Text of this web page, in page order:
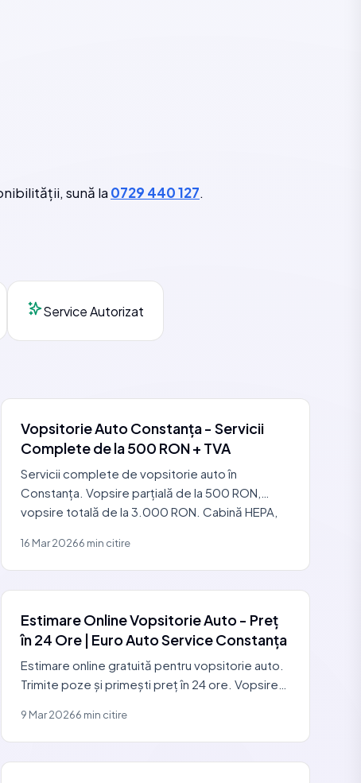
sună la 0729 440 127.
Service Autorizat
Vopsitorie Auto Constanța - Servicii
Complete de la 500 RON + TVA
Servicii complete de vopsitorie auto în
Constanța. Vopsire parțială de la 500 RON,
vopsire totală de la 3.000 RON. Cabină HEPA,
16 Mar 20266 min citire
Estimare Online Vopsitorie Auto - Preț
în 24 Ore | Euro Auto Service Constanța
Estimare online gratuită pentru vopsitorie auto.
Trimite poze și primești preț în 24 ore. Vopsire
9 Mar 20266 min citire